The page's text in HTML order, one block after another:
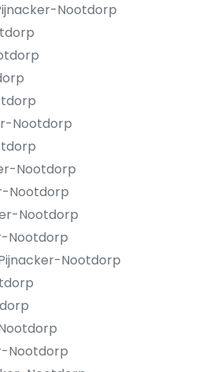
Nootdorp
Nootdorp
Nootdorp
Nootdorp
Nootdorp
Nootdorp
Nootdorp
Nootdorp